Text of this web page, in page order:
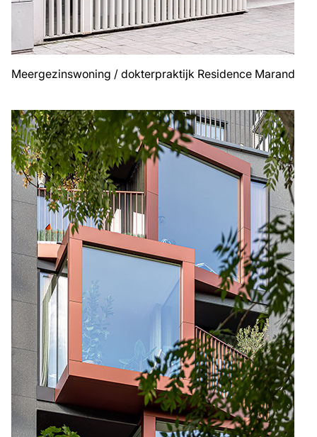
Meergezinswoning / dokterpraktijk Residence Marand